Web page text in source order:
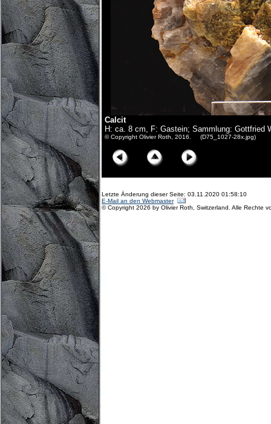
Calcit
H: ca. 8 cm, F: Gastein; Sammlung: Gottfried
© Copyright Olivier Roth, 2016. (D75_1027-28x.jpg)
Letzte Änderung dieser Seite: 03.11.2020 01:58:10
E-Mail an den Webmaster
© Copyright 2026 by Olivier Roth, Switzerland. Alle Rechte